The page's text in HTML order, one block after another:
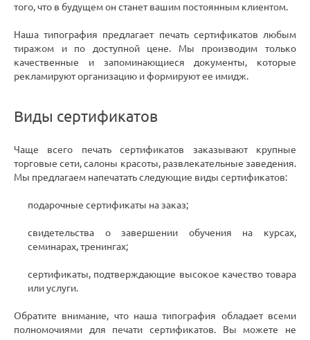
того, что в будущем он станет вашим постоянным клиентом.
Наша типография предлагает печать сертификатов любым
тиражом и по доступной цене. Мы производим только
качественные и запоминающиеся документы, которые
рекламируют организацию и формируют ее имидж.
Виды сертификатов
Чаще всего печать сертификатов заказывают крупные
торговые сети, салоны красоты, развлекательные заведения.
Мы предлагаем напечатать следующие виды сертификатов:
подарочные сертификаты на заказ;
свидетельства о завершении обучения на курсах,
семинарах, тренингах;
сертификаты, подтверждающие высокое качество товара
или услуги.
Обратите внимание, что наша типография обладает всеми
полномочиями для печати сертификатов. Вы можете не